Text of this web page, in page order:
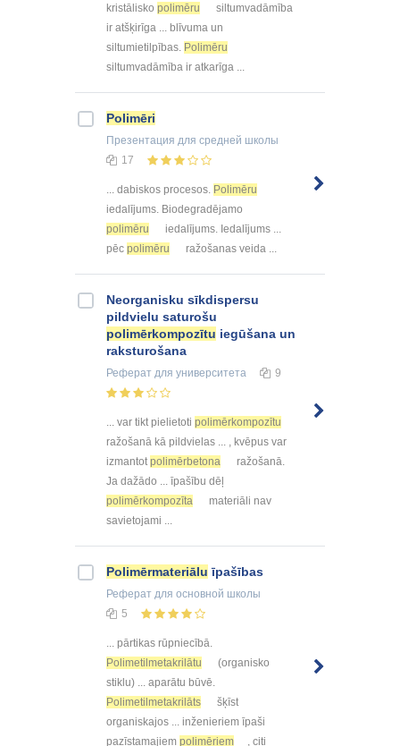
kristālisko polimēru
siltumvadāmība
ir atšķirīga ... blīvuma un
siltumietilpības. Polimēru
siltumvadāmība ir atkarīga ...
Polimēri
Презентация для средней школы
17
... dabiskos procesos. Polimēru
iedalījums. Biodegradējamo
polimēru
iedalījums. Iedalījums ...
pēc polimēru ražošanas veida ...
Neorganisku sīkdispersu
pildvielu saturošu
polimērkompozītu iegūšana un
raksturošana
Реферат для университета 9
... var tikt pielietoti polimērkompozītu
ražošanā kā pildvielas ... , kvēpus var
izmantotpolimērbetona
ražošanā.
Ja dažādo ... īpašību dēļ
polimērkompozīta
materiāli nav
savietojami ...
Polimērmateriālu īpašības
Реферат для основной школы
5
... pārtikas rūpniecībā.
Polimetilmetakrilātu
(organisko
stiklu) ... aparātu būvē.
Polimetilmetakrilāts
šķīst
organiskajos ... inženieriem īpaši
pazīstamajiem polimēriem , citi